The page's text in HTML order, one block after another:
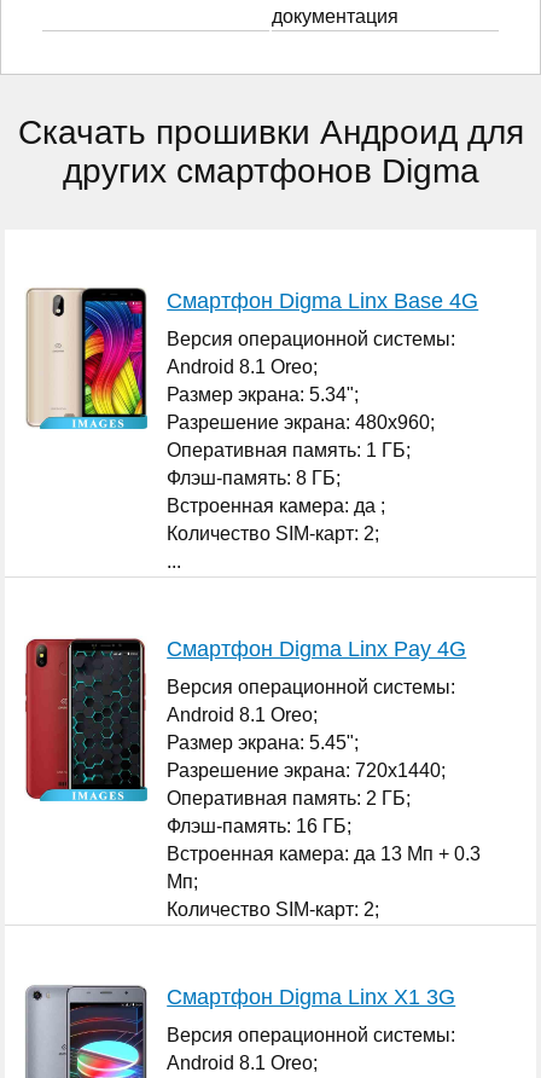
документация
Скачать прошивки Андроид для
других смартфонов Digma
Смартфон Digma Linx Base 4G
Версия операционной системы:
Android 8.1 Oreo;
Размер экрана: 5.34";
Разрешение экрана: 480x960;
Оперативная память: 1 ГБ;
Флэш-память: 8 ГБ;
Встроенная камера: да ;
Количество SIM-карт: 2;
...
Смартфон Digma Linx Pay 4G
Версия операционной системы:
Android 8.1 Oreo;
Размер экрана: 5.45";
Разрешение экрана: 720x1440;
Оперативная память: 2 ГБ;
Флэш-память: 16 ГБ;
Встроенная камера: да 13 Мп + 0.3
Мп;
Количество SIM-карт: 2;
Смартфон Digma Linx X1 3G
Версия операционной системы:
Android 8.1 Oreo;